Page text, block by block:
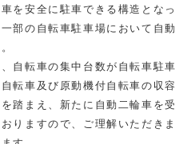
を安全に駐車できる構造となっ
部の自転車駐車場において自動
自転車の集中台数が自転車駐車
転車及び原動機付自転車の収容
踏まえ、新たに自動二輪車を受
りますので、ご理解いただきま